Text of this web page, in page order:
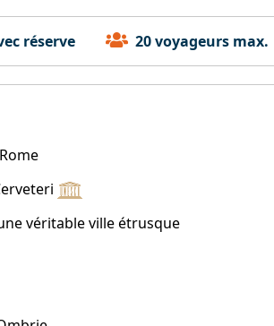
réserve 20 voyageurs max.
véritable ville étrusque